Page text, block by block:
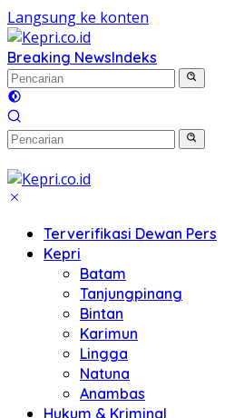
Langsung ke konten
Breaking NewsIndeks
Terverifikasi Dewan Pers
Kepri
Batam
Tanjungpinang
Bintan
Karimun
Lingga
Natuna
Anambas
Hukum & Kriminal